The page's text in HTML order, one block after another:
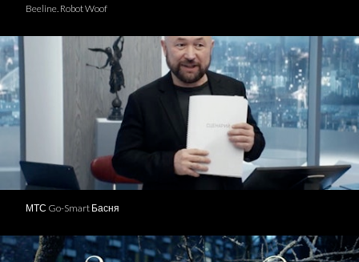
Beeline. Robot Woof
МТС Go-Smart Басня